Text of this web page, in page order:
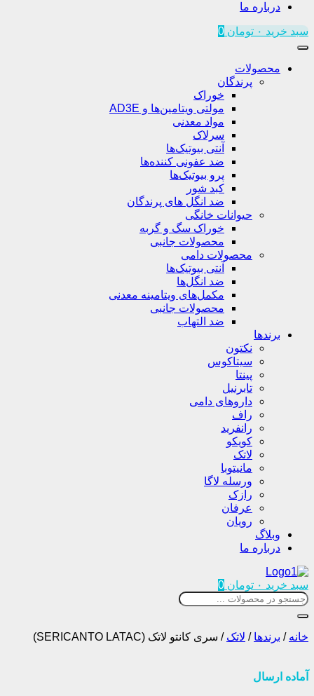
درباره ما
سبد خرید ۰ تومان 0
محصولات
پرندگان
خوراک
مولتی ویتامین‌ها و AD3E
مواد معدنی
سرلاک
آنتی بیوتیک‌ها
ضد عفونی کننده‌ها
پرو بیوتیک‌ها
کبد شور
ضد انگل های پرندگان
حیوانات خانگی
خوراک سگ و گربه
محصولات جانبی
محصولات دامی
آنتی بیوتیک‌ها
ضد انگل‌ها
مکمل‌های ویتامینه معدنی
محصولات جانبی
ضد التهاب
برندها
نکتون
سیتاکوس
پینتا
تابرنیل
داروهای دامی
راف
رانفرید
کویکو
لاتک
مانیتوبا
ورسله لاگا
رازک
عرفان
رویان
وبلاگ
درباره ما
سبد خرید ۰ تومان 0
خانه / برندها / لاتک / سری کانتو لاتک (SERICANTO LATAC)
آماده ارسال